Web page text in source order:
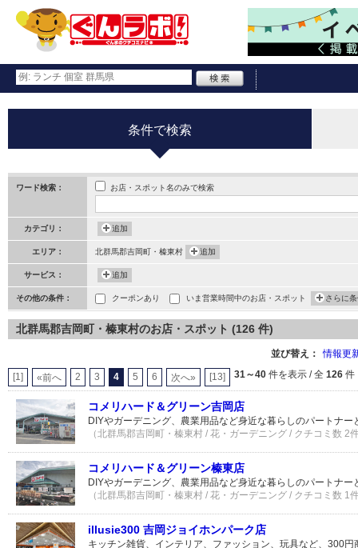
条件で検索
ワード検索： お店・スポット名のみで検索
カテゴリ： 追加
エリア： 北群馬郡吉岡町・榛東村 追加
サービス： 追加
その他の条件： クーポンあり いま営業時間中のお店・スポット さらに
北群馬郡吉岡町・榛東村のお店・スポット (126 件)
並び替え： 情報更
[1] «前へ 2 3 4 5 6 次へ» [13] 31～40 件を表示 / 全 126 件
コメリハード＆グリーン吉岡店
DIYやガーデニング、農業用品など身近な暮らしのパートナー
（北群馬郡吉岡町・榛東村 / 花・ガーデニング / クチコミ数 2
コメリハード＆グリーン榛東店
DIYやガーデニング、農業用品など身近な暮らしのパートナー
（北群馬郡吉岡町・榛東村 / 花・ガーデニング / クチコミ数 1
illusie300 吉岡ジョイホンパーク店
キッチン雑貨、インテリア、ファッション、玩具など、300